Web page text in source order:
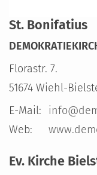
St. Bonifatius
Florastr. 7.
51674 Wiehl-
E-Mail:
Web:
Ev. Kirche